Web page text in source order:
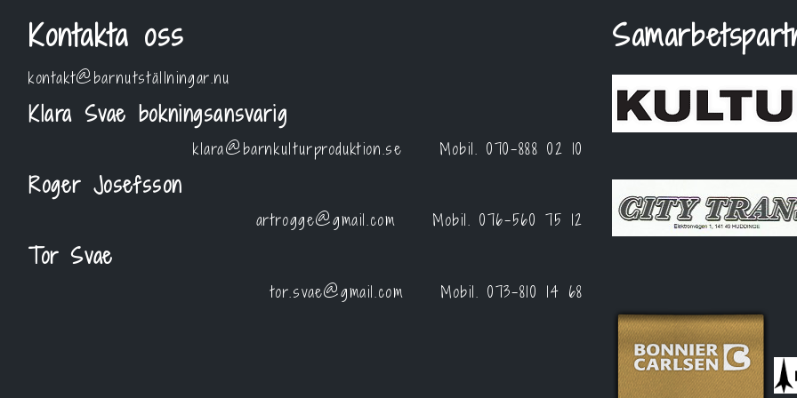
Kontakta oss
kontakt@barnutställningar.nu
Klara Svae bokningsansvarig
klara@barnkulturproduktion.se Mobil.070-888 02 10
Roger Josefsson
artrogge@gmail.com Mobil.076-560 75 12
Tor Svae
tor.svae@gmail.com Mobil.073-810 14 68